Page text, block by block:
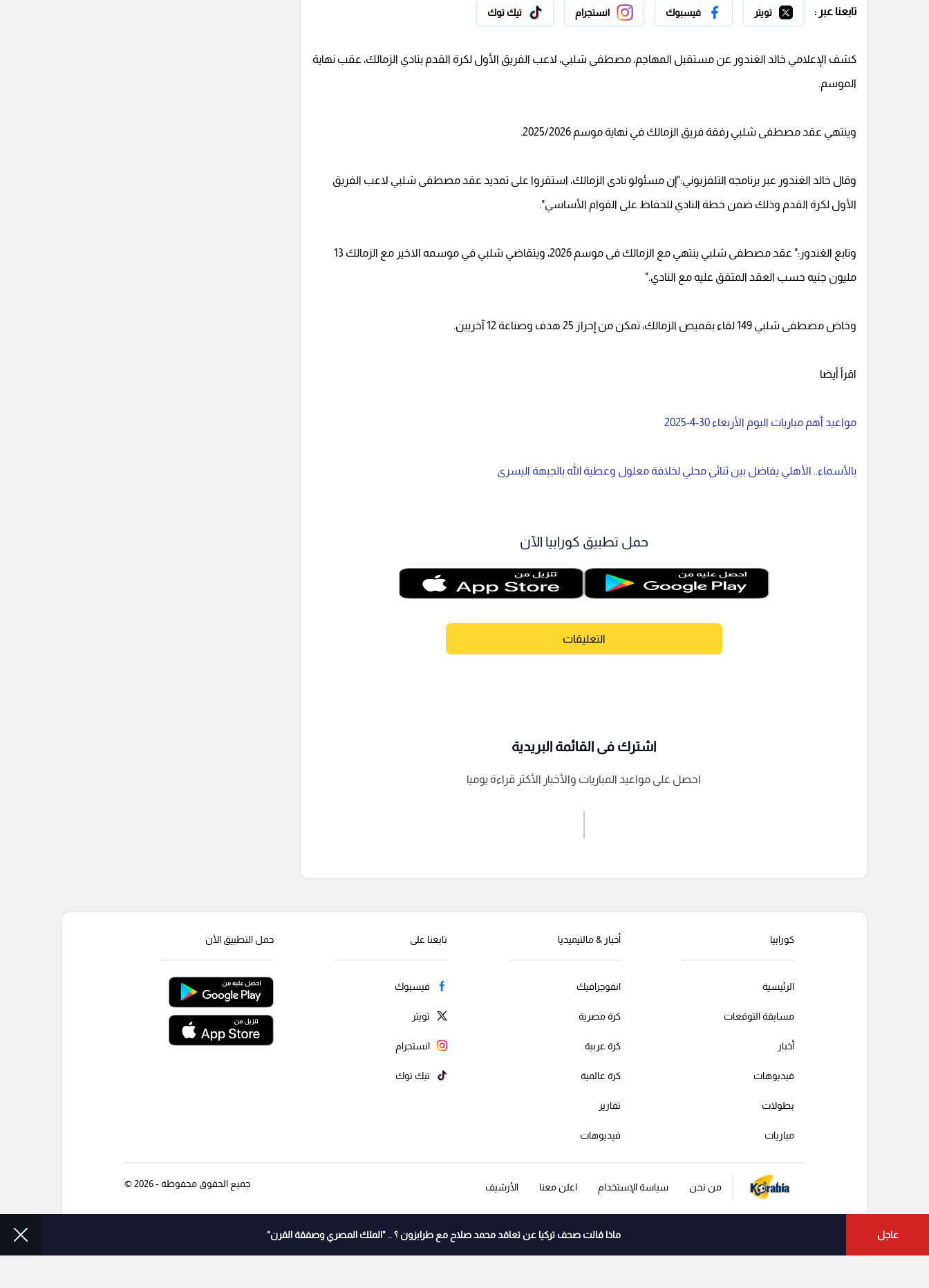
تابعنا عبر : تويتر فيسبوك انستجرام تيك توك
كشف الإعلامي خالد الغندور عن مستقبل المهاجم، مصطفى شلبي، لاعب الفريق الأول لكرة القدم بنادي الزمالك، عقب نهاية
الموسم.
وينتهي عقد مصطفى شلبي رفقة فريق الزمالك في نهاية موسم 2025/2026.
وقال خالد الغندور عبر برنامجه التلفزيوني:"إن مسئولو نادى الزمالك، استقروا على تمديد عقد مصطفى شلبي لاعب الفريق
الأول لكرة القدم وذلك ضمن خطة النادي للحفاظ على القوام الأساسي".
وتابع الغندور:" عقد مصطفى شلبي ينتهي مع الزمالك فى موسم 2026، ويتقاضي شلبي في موسمه الاخير مع الزمالك 13
مليون جنيه حسب العقد المتفق عليه مع النادي."
وخاض مصطفى شلبي 149 لقاء بقميص الزمالك، تمكن من إحراز 25 هدف وصناعة 12 آخريين.
اقرأ أيضا
مواعيد أهم مباريات اليوم الأربعاء 30-4-2025
بالأسماء.. الأهلي يفاضل بين ثنائى محلي لخلافة معلول وعطية الله بالجبهة اليسرى
حمل تطبيق كورابيا الآن
التعليقات
إرسال تعليق
اشترك فى القائمة البريدية
احصل على مواعيد المباريات والأخبار الأكثر قراءة يوميا
عاجل ماذا قالت صحف تركيا عن تعاقد محمد صلاح مع طرابزون ؟ .. "الملك المصري وصفقة القرن"
كورابيا
الرئيسية
مسابقة التوقعات
أخبار
فيديوهات
بطولات
مباريات
أخبار & مالتيميديا
انفوجرافيك
كرة مصرية
كرة عربية
كرة عالمية
تقارير
فيديوهات
تابعنا على
فيسبوك
تويتر
انستجرام
تيك توك
حمل التطبيق الأن
من نحن سياسة الإستخدام اعلن معنا الأرشيف جميع الحقوق محفوظة - 2026 ©